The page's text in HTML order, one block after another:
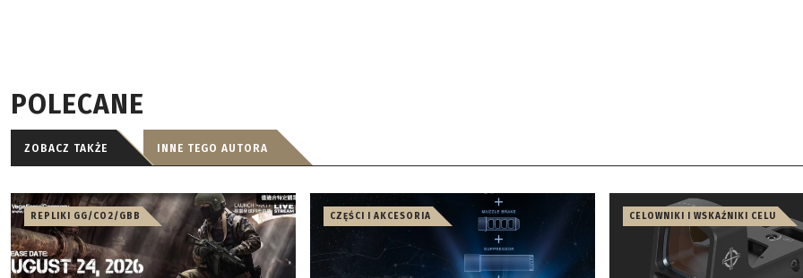
POLECANE
ZOBACZ TAKŻE INNE TEGO AUTORA
REPLIKI GG/CO2/GBB CZĘŚCI I AKCESORIA CELOWNIKI I WSKAŹNIKI CELU